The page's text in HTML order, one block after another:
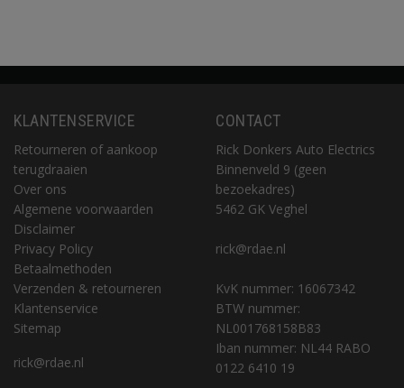
KLANTENSERVICE
Retourneren of aankoop
terugdraaien
Over ons
Algemene voorwaarden
Disclaimer
Privacy Policy
Betaalmethoden
Verzenden & retourneren
Klantenservice
Sitemap
rick@rdae.nl
CONTACT
Rick Donkers Auto Electrics
Binnenveld 9 (geen
bezoekadres)
5462 GK Veghel
rick@rdae.nl
KvK nummer: 16067342
BTW nummer:
NL001768158B83
Iban nummer: NL44 RABO
0122 6410 19